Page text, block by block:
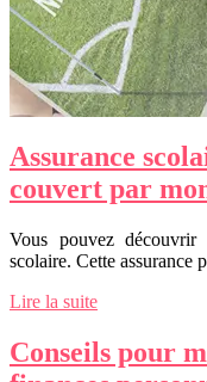
Assurance
couvert par
Vous pouvez découvrir
scolaire. Cette assurance
Lire la suite
Conseils pour